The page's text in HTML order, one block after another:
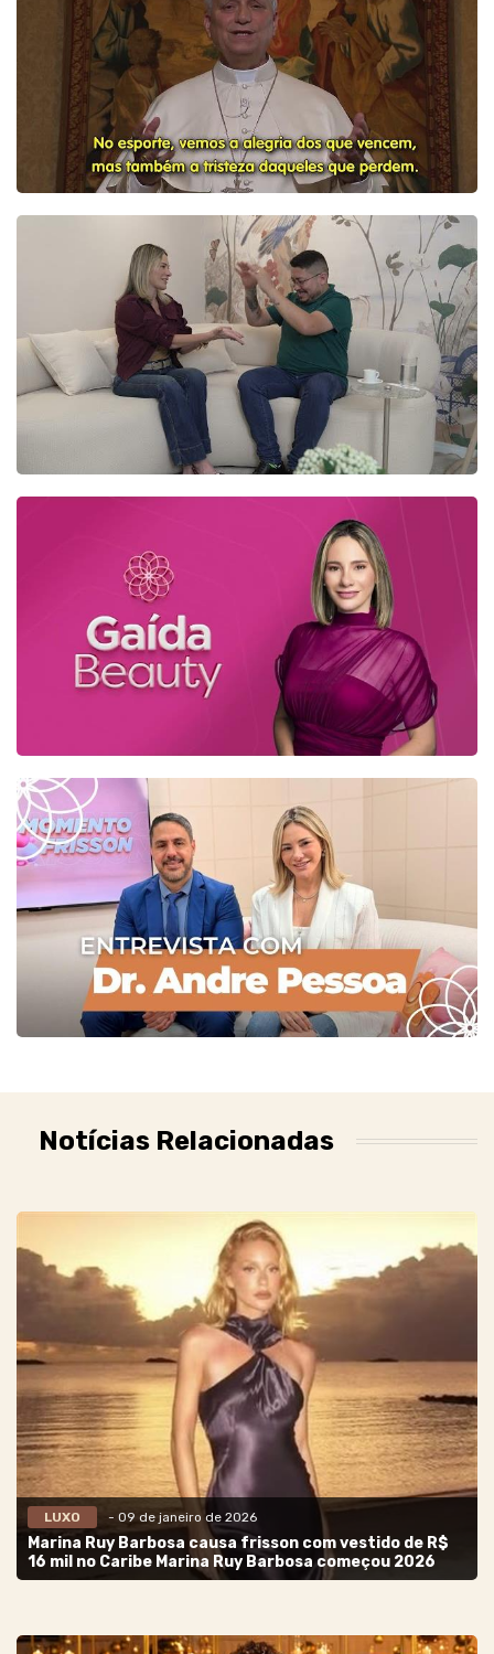
Notícias Relacionadas
LUXO - 09 de janeiro de 2026
Marina Ruy Barbosa causa frisson com vestido de R$
16 mil no Caribe Marina Ruy Barbosa começou 2026